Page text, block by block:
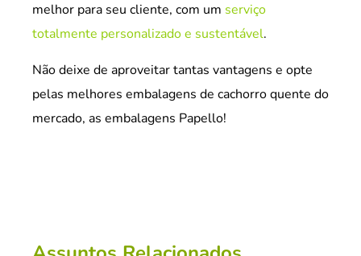
melhor para seu cliente, com um serviço
totalmente personalizado e sustentável.
Não deixe de aproveitar tantas vantagens e opte
pelas melhores embalagens de cachorro quente do
mercado, as embalagens Papello!